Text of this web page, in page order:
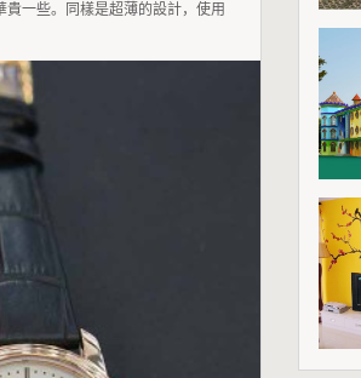
一些。同樣是超薄的設計，使用